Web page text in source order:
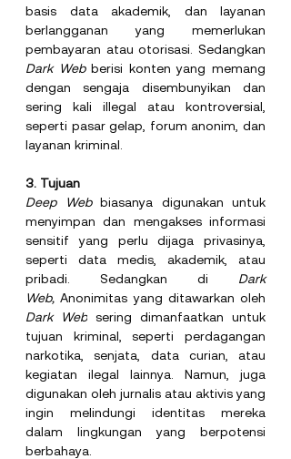
basis data akademik, dan layanan
berlangganan yang memerlukan
Dark Web berisi konten yang memang
dengan sengaja disembunyikan dan
sering kali illegal atau kontroversial,
seperti pasar gelap, forum anonim, dan
layanan kriminal.
3. Tujuan
Deep Web biasanya digunakan untuk
menyimpan dan mengakses informasi
sensitif yang perlu dijaga privasinya,
seperti data medis, akademik, atau
pribadi. Sedangkan di Dark
Web,
Dark Web sering dimanfaatkan untuk
tujuan kriminal, seperti perdagangan
narkotika, senjata, data curian, atau
kegiatan ilegal lainnya. Namun, juga
digunakan oleh jurnalis atau aktivis yang
ingin melindungi identitas mereka
dalam lingkungan yang berpotensi
berbahaya.